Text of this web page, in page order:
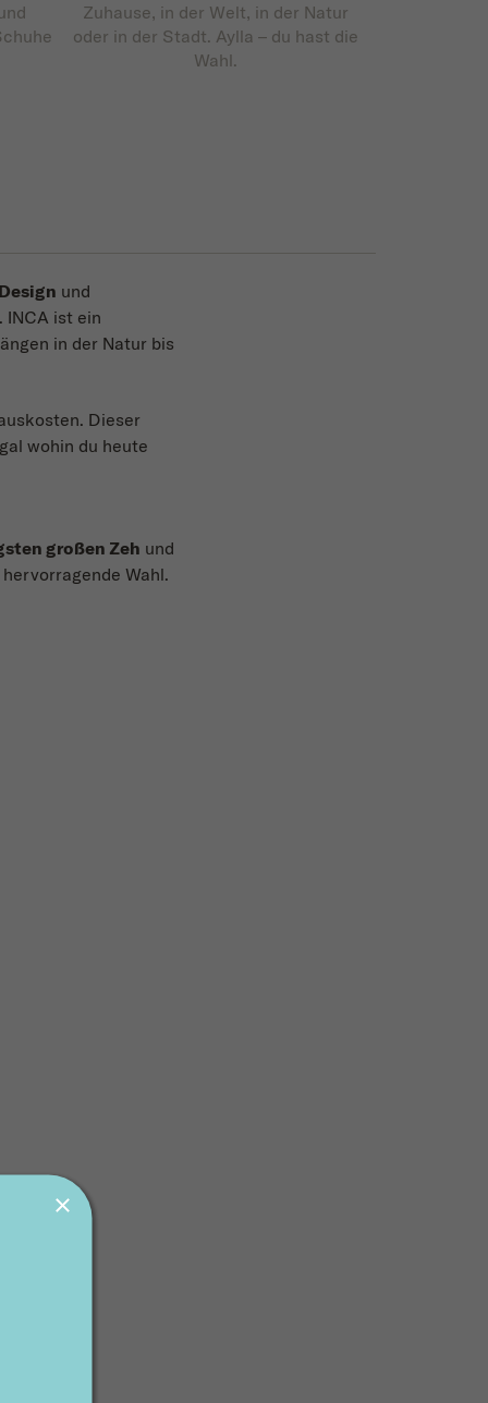
Zuhause, in der Welt, in der Natur
oder in der Stadt. Aylla – du hast die
Wahl.
und
INCA ist ein
in der Natur bis
Dieser
wohin du heute
großen Zeh und
Wahl.